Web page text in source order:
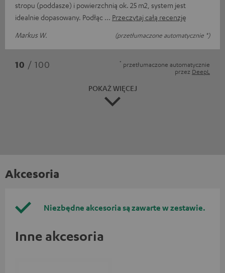
stropu (poddasze) i powierzchnią ok. 25 m2, system jest
idealnie dopasowany. Podłąc
Przeczytaj całą recenzję
Markus W.
(przetłumaczone automatycznie *)
10 / 100 * przetłumaczone automatycznie
przez DeepL
POKAŻ WIĘCEJ
Akcesoria
Niezbędne akcesoria są zawarte w zestawie.
Inne akcesoria